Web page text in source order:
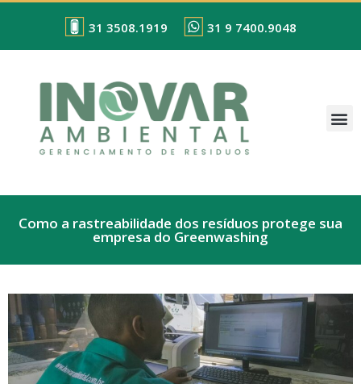
31 3508.1919 31 9 7400.9048
Como a rastreabilidade dos resíduos protege sua
empresa do Greenwashing